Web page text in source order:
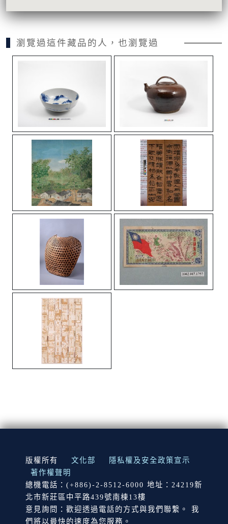
瀏覽過這件藏品的人，也瀏覽過
:::
版權所有 文化部
隱私權及安全政策宣示
著作權聲明
總機電話：(+886)-2-8512-6000 地址：24219新
北市新莊區中平路439號南棟13樓
意見詢問：歡迎透過電話的方式與我們聯繫。 我
們將以最快的速度為您服務。